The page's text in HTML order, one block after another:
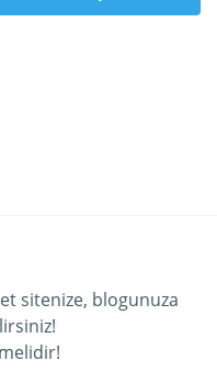
sitenize, blogunuza